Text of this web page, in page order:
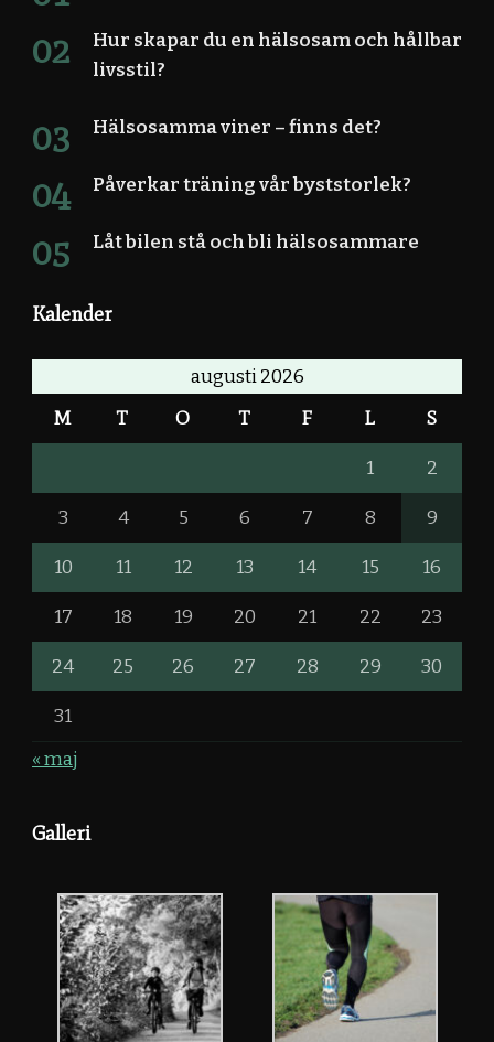
Hur skapar du en hälsosam och hållbar
livsstil?
Hälsosamma viner – finns det?
Påverkar träning vår byststorlek?
Låt bilen stå och bli hälsosammare
Kalender
augusti 2026
M T O T F L S
1 2
3 4 5 6 7 8 9
10 11 12 13 14 15 16
17 18 19 20 21 22 23
24 25 26 27 28 29 30
31
« maj
Galleri